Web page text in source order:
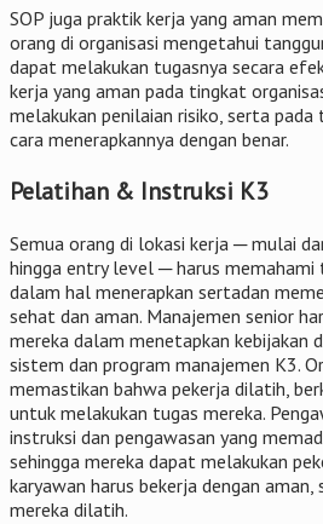
SOP juga praktik kerja yang aman
orang di organisasi mengetahui
dapat melakukan tugasnya secara
kerja yang aman pada tingkat
melakukan penilaian risiko, serta
cara menerapkannya dengan benar.
Pelatihan & Instruksi K3
Semua orang di lokasi kerja ─ mulai
hingga entry level ─ harus memahami
dalam hal menerapkan sertadan
sehat dan aman. Manajemen senior
mereka dalam menetapkan kebijakan
sistem dan program manajemen K3.
memastikan bahwa pekerja dilatih,
untuk melakukan tugas mereka.
instruksi dan pengawasan yang
sehingga mereka dapat melakukan
karyawan harus bekerja dengan aman,
mereka dilatih.